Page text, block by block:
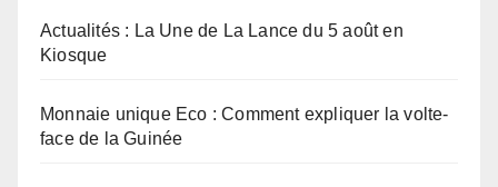
Actualités : La Une de La Lance du 5 août en
Kiosque
Monnaie unique Eco : Comment expliquer la volte-
face de la Guinée